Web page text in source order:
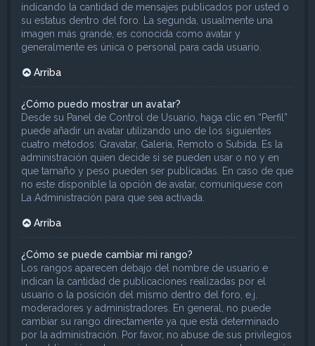
indicando la cantidad de mensajes publicados por usted o
su estatus dentro del foro. La segunda, usualmente una
imagen más grande, es conocida como avatar y
generalmente es única o personal para cada usuario.
Arriba
¿Cómo puedo mostrar un avatar?
Desde su Panel de Control de Usuario, haga clic en “Perfil”
puede añadir un avatar utilizando uno de los siguientes
cuatro métodos: Gravatar, Galería, Remoto o Subida. Es la
administración quien decide si se pueden usar o no y en
que tamaño y peso pueden ser publicadas. En caso de que
no este disponible la opción de avatar, comuníquese con
La Administración para que sea activada.
Arriba
¿Cómo se puede cambiar mi rango?
Los rangos aparecen debajo del nombre de usuario e
indican la cantidad de publicaciones realizadas por el
usuario o la posición del mismo dentro del foro, e.j.
moderadores y administradores. En general, no puede
cambiar su rango directamente ya que está determinado
por la administración. Por favor, no abuse de sus privilegios